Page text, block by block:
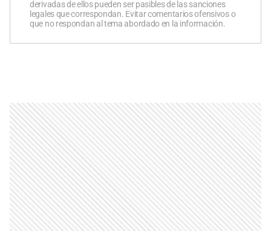
derivadas de ellos pueden ser pasibles de las sanciones
legales que correspondan. Evitar comentarios ofensivos o
que no respondan al tema abordado en la información.